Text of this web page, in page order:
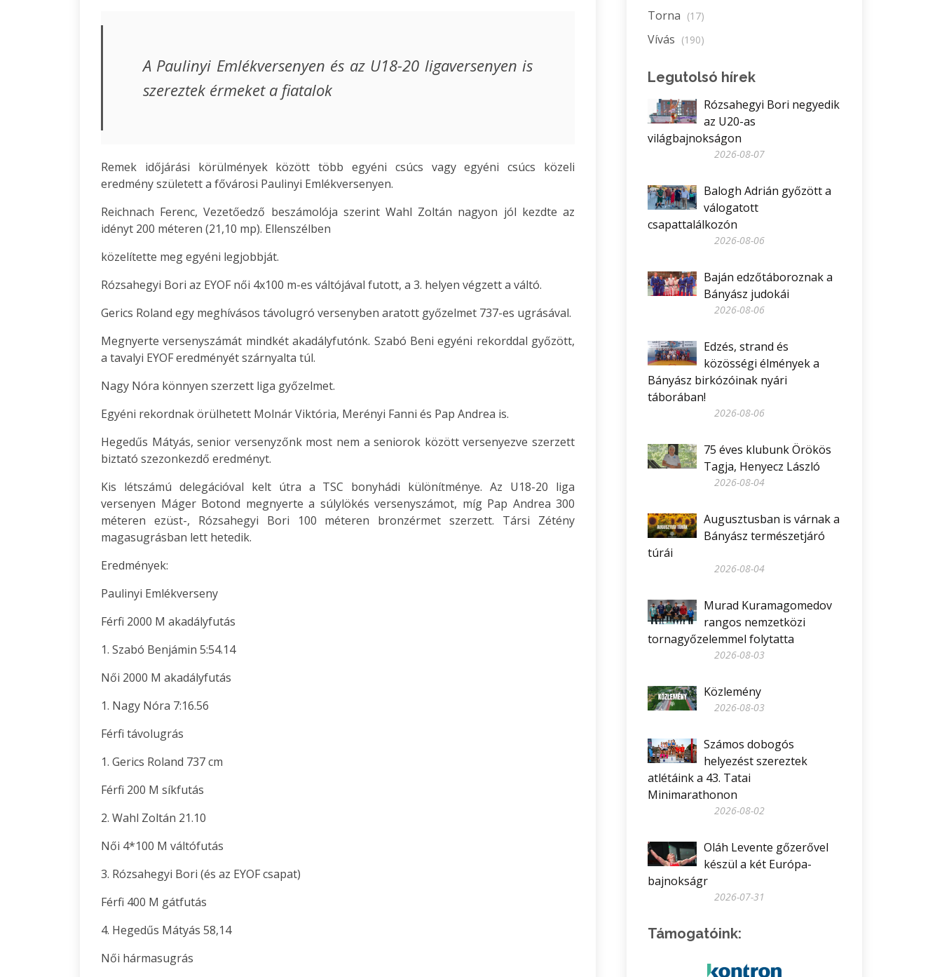
A Paulinyi Emlékversenyen és az U18-20 ligaversenyen is
szereztek érmeket a fiatalok
Remek időjárási körülmények között több egyéni csúcs vagy egyéni csúcs közeli
eredmény született a fővárosi Paulinyi Emlékversenyen.
Reichnach Ferenc, Vezetőedző beszámolója szerint Wahl Zoltán nagyon jól kezdte az
idényt 200 méteren (21,10 mp). Ellenszélben
közelítette meg egyéni legjobbját.
Rózsahegyi Bori az EYOF női 4x100 m-es váltójával futott, a 3. helyen végzett a váltó.
Gerics Roland egy meghívásos távolugró versenyben aratott győzelmet 737-es ugrásával.
Megnyerte versenyszámát mindkét akadályfutónk. Szabó Beni egyéni rekorddal győzött,
a tavalyi EYOF eredményét szárnyalta túl.
Nagy Nóra könnyen szerzett liga győzelmet.
Egyéni rekordnak örülhetett Molnár Viktória, Merényi Fanni és Pap Andrea is.
Hegedűs Mátyás, senior versenyzőnk most nem a seniorok között versenyezve szerzett
biztató szezonkezdő eredményt.
Kis létszámú delegációval kelt útra a TSC bonyhádi különítménye. Az U18-20 liga
versenyen Máger Botond megnyerte a súlylökés versenyszámot, míg Pap Andrea 300
méteren ezüst-, Rózsahegyi Bori 100 méteren bronzérmet szerzett. Társi Zétény
magasugrásban lett hetedik.
Eredmények:
Paulinyi Emlékverseny
Férfi 2000 M akadályfutás
1. Szabó Benjámin 5:54.14
Női 2000 M akadályfutás
1. Nagy Nóra 7:16.56
Férfi távolugrás
1. Gerics Roland 737 cm
Férfi 200 M síkfutás
2. Wahl Zoltán 21.10
Női 4*100 M váltófutás
3. Rózsahegyi Bori (és az EYOF csapat)
Férfi 400 M gátfutás
4. Hegedűs Mátyás 58,14
Női hármasugrás
Torna (17)
Vívás (190)
Legutolsó hírek
Rózsahegyi Bori negyedik
az U20-as
világbajnokságon
2026-08-07
Balogh Adrián győzött a
válogatott
csapattalálkozón
2026-08-06
Baján edzőtáboroznak a
Bányász judokái
2026-08-06
Edzés, strand és
közösségi élmények a
Bányász birkózóinak nyári
táborában!
2026-08-06
75 éves klubunk Örökös
Tagja, Henyecz László
2026-08-04
Augusztusban is várnak a
Bányász természetjáró
túrái
2026-08-04
Murad Kuramagomedov
rangos nemzetközi
tornagyőzelemmel folytatta
2026-08-03
Közlemény
2026-08-03
Számos dobogós
helyezést szereztek
atlétáink a 43. Tatai
Minimarathonon
2026-08-02
Oláh Levente gőzerővel
készül a két Európa-
bajnokságr
2026-07-31
Támogatóink: